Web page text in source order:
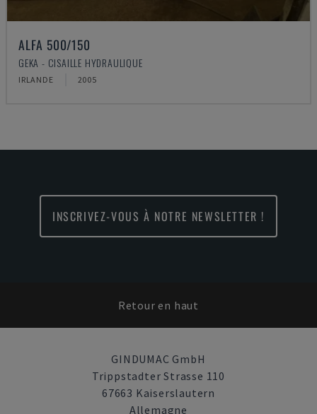
ALFA 500/150
GEKA - CISAILLE HYDRAULIQUE
IRLANDE 2005
INSCRIVEZ-VOUS À NOTRE NEWSLETTER !
Retour en haut
GINDUMAC GmbH
Trippstadter Strasse 110
67663 Kaiserslautern
Allemagne